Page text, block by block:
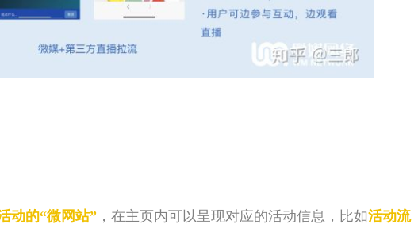
动的“微网站” ，在主页内可以呈现对应的活动信息，比如活动流